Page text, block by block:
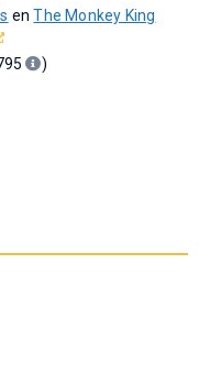
enThe Monkey King
)